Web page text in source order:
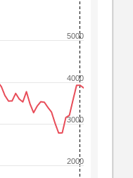
2000
3000
4000
5000